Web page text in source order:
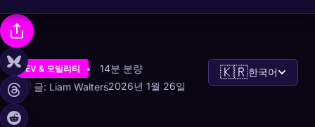
EV & 모빌리티
14분 분량
글: Liam Walters2026년 1월 26일
🇰🇷한국어